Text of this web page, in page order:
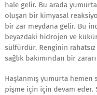
hale gelir. Bu arada
oluşan bir kimyasal
bir zar meydana gelir. Bu
beyazdaki hidrojen ve
sülfürdür. Renginin
sağlık bakımından bir
Haşlanmış yumurta hemen
pişme için için devam eder.